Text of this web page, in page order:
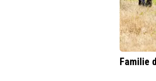
Familie